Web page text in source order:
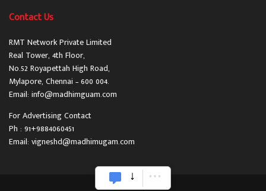
Contact Us
RMT Network Private Limited
Real Tower, 4th Floor,
No.52 Royapettah High Road,
Mylapore, Chennai – 600 004.
Email: info@madhimguam.com
For Advertising Contact
Ph : 91+9884060451
Email: vigneshd@madhimugam.com